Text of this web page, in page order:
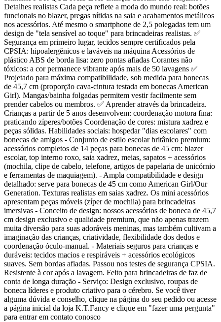
Detalhes realistas Cada peça reflete a moda do mundo real: botões
funcionais no blazer, pregas nítidas na saia e acabamentos metálicos
nos acessórios. Até mesmo o smartphone de 2,5 polegadas tem um
design de "tela sensível ao toque" para brincadeiras realistas. ✅
Segurança em primeiro lugar, tecidos sempre certificados pela
CPSIA: hipoalergênicos e laváveis na máquina Acessórios de
plástico ABS de borda lisa: zero pontas afiadas Corantes não
tóxicos: a cor permanece vibrante após mais de 50 lavagens ✅
Projetado para máxima compatibilidade, sob medida para bonecas
de 45,7 cm (proporção cava-cintura testada em bonecas American
Girl). Mangas/bainha folgadas permitem vestir facilmente sem
prender cabelos ou membros. ✅ Aprender através da brincadeira.
Crianças a partir de 5 anos desenvolvem: coordenação motora fina:
praticando zíperes/botões Coordenação de cores: mistura xadrez e
peças sólidas. Habilidades sociais: hospedar "dias escolares" com
bonecas de amigos - Conjunto de estilo escolar britânico premium:
acessórios completos de 14 peças para bonecas de 45 cm: blazer
escolar, top interno roxo, saia xadrez, meias, sapatos + acessórios
(mochila, clipe de cabelo, telefone, artigos de papelaria de unicórnio
e ferramentas de maquiagem). - Ampla compatibilidade e design
detalhado: serve para bonecas de 45 cm como American Girl/Our
Generation. Texturas realistas em saias xadrez. Os mini acessórios
apresentam peças móveis (zíper de mochila) para brincadeiras
imersivas - Conceito de design: nossos acessórios de boneca de 45,7
cm design exclusivo e qualidade premium, que não apenas trazem
muita diversão para suas adoráveis meninas, mas também cultivam a
imaginação das crianças, criatividade, flexibilidade dos dedos e
coordenação óculo-manual. - Materiais seguros para crianças e
duráveis: tecidos macios e respiráveis + acessórios ecológicos
suaves. Sem bordas afiadas. Passou nos testes de segurança CPSIA.
Resistente à cor após a lavagem. Feito para brincadeiras de faz de
conta de longa duração - Serviço: Design exclusivo, roupas de
boneca líderes e produto criativo para o cérebro. Se você tiver
alguma dúvida e conselho, clique na página do seu pedido ou acesse
a página inicial da loja K.T.Fancy e clique em "fazer uma pergunta"
para entrar em contato conosco